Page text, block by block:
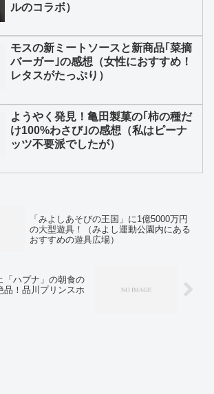
ルのコラボ）
モスの新ミートソースと新商品｢菜摘
バーガー｣の感想（女性におすすめ！
レタスがたっぷり）
ようやく発見！亀田製菓の｢柿の種だ
け100%わさび｣の感想（私はピーナ
ッツ不要派でしたが）
「みよしあそびの王国」に1億5000万円
の大型遊具！（みよし運動公園内にある
おすすめの遊具広場）
「ハプナ」の朝食の
品！品川プリンスホ